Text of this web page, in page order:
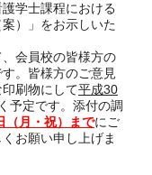
学士課程における
）」をお示しいた
会員校の皆様方の
。皆様方のご意見
刷物にして平成30
予定です。添付の調
（月・祝）までにご
お願い申し上げま